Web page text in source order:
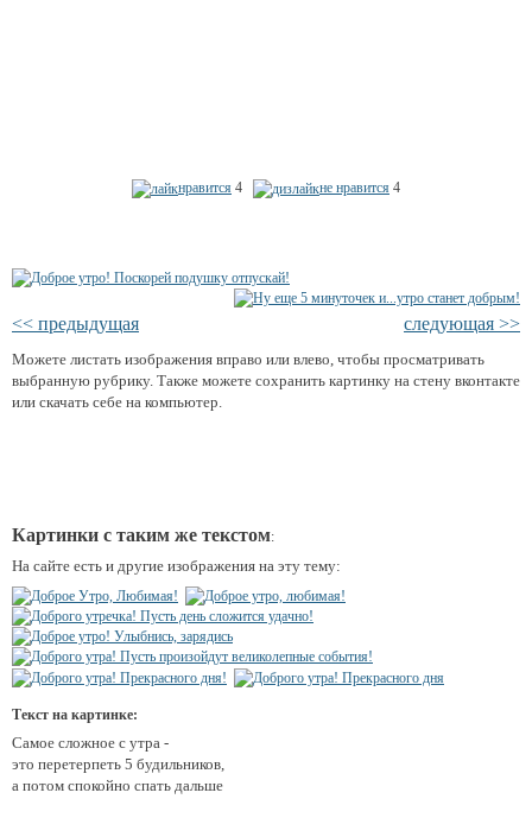
нравится 4 не нравится 4
<< предыдущая следующая >>
Можете листать изображения вправо или влево, чтобы просматривать
выбранную рубрику. Также можете сохранить картинку на стену вконтакте
или скачать себе на компьютер.
Картинки с таким же текстом:
На сайте есть и другие изображения на эту тему:
Текст на картинке:
Самое сложное с утра -
это перетерпеть 5 будильников,
а потом спокойно спать дальше